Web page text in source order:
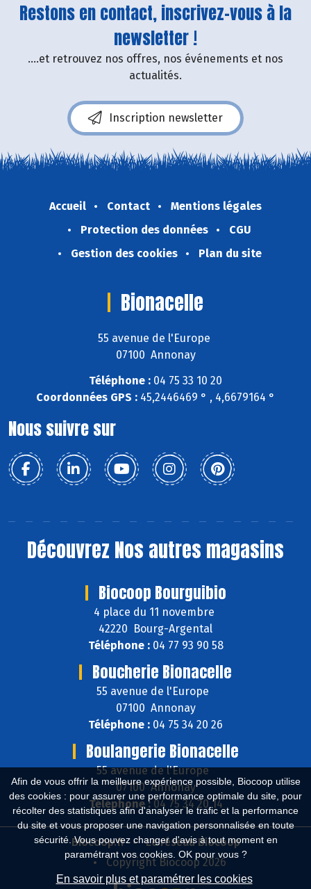
Afin de vous offrir la meilleure expérience possible, Biocoop utilise
des cookies : pour assurer une performance optimale du site, pour
récolter des statistiques afin d'analyser le trafic et la performance
du site et vous proposer une navigation personnalisée en toute
sécurité. Vous pouvez changer d'avis à tout moment en
paramétrant vos cookies. OK pour vous ?
En savoir plus et paramétrer les cookies
Restons en contact, inscrivez-vous à la
newsletter !
....et retrouvez nos offres, nos événements et nos
actualités.
Inscription newsletter
Accueil Contact
Mentions légales
Protection des données
CGU
Gestion des cookies
Plan du site
Bionacelle
55 avenue de l'Europe
07100 Annonay
Téléphone : 04 75 33 10 20
Coordonnées GPS : 45,2446469 ° , 4,6679164 °
Nous suivre sur
Découvrez Nos autres magasins
Biocoop Bourguibio
4 place du 11 novembre
42220 Bourg-Argental
Téléphone :04 77 93 90 58
Boucherie Bionacelle
55 avenue de l'Europe
07100 Annonay
Téléphone : 04 75 34 20 26
Boulangerie Bionacelle
55 avenue de l'Europe
07100 Annonay
Téléphone :04 75 34 20 14
Biocoop.fr
Le réseau Biocoop
Copyright Biocoop 2026